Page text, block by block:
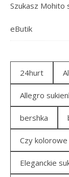
Szukasz Mohito
eButik
24hurt
Allegro
bershka
Czy kolorowe
Eleganckie